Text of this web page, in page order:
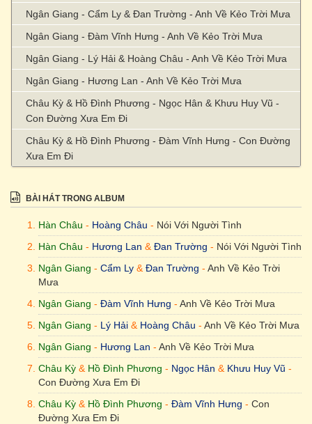
Ngân Giang - Cẩm Ly & Đan Trường - Anh Về Kẻo Trời Mưa
Ngân Giang - Đàm Vĩnh Hưng - Anh Về Kẻo Trời Mưa
Ngân Giang - Lý Hải & Hoàng Châu - Anh Về Kẻo Trời Mưa
Ngân Giang - Hương Lan - Anh Về Kẻo Trời Mưa
Châu Kỳ & Hồ Đình Phương - Ngọc Hân & Khưu Huy Vũ -
Con Đường Xưa Em Đi
Châu Kỳ & Hồ Đình Phương - Đàm Vĩnh Hưng - Con Đường
Xưa Em Đi
Em Đi
Người Đan Áo, Con Đường Xưa Em Di & Người Yêu Cô Đơn
Trúc Phương - Lệ Quyên - Ai Cho Tôi Tình Yêu
Trúc Phương - Lưu Chí Vỹ & Dương Hồng Loan - Ai Cho Tôi
Tình Yêu
Vinh Sử - Khưu Huy Vũ - Chàng Trai Si Tình
Trúc Phương - Lương Quốc Thiên - Chiều Cuối Tuần
Trúc Phương - Phước Lộc & Lâm Bảo Phi - Chiều Cuối Tuần
Trúc Phương - Khưu Huy Vũ & Dương Hồng Loan - Chiều
Cuối Tuần
Trúc Phương - Cẩm Ly - Chiều Cuối Tuần
BÀI HÁT TRONG ALBUM
Hàn Châu - Hoàng Châu - Nói Với Người Tình
Hàn Châu - Hương Lan & Đan Trường - Nói Với Người Tình
Ngân Giang - Cẩm Ly & Đan Trường - Anh Về Kẻo Trời
Mưa
Ngân Giang - Đàm Vĩnh Hưng - Anh Về Kẻo Trời Mưa
Ngân Giang - Lý Hải & Hoàng Châu - Anh Về Kẻo Trời Mưa
Ngân Giang - Hương Lan - Anh Về Kẻo Trời Mưa
Châu Kỳ & Hồ Đình Phương - Ngọc Hân & Khưu Huy Vũ -
Con Đường Xưa Em Đi
Châu Kỳ & Hồ Đình Phương - Đàm Vĩnh Hưng - Con
Đường Xưa Em Đi